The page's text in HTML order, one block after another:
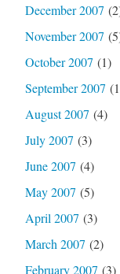
December 2007
November 2007
October 2007 (1)
September 2007
August 2007 (4)
July 2007 (3)
June 2007 (4)
May 2007 (5)
April 2007 (3)
March 2007 (2)
February 2007 (3)